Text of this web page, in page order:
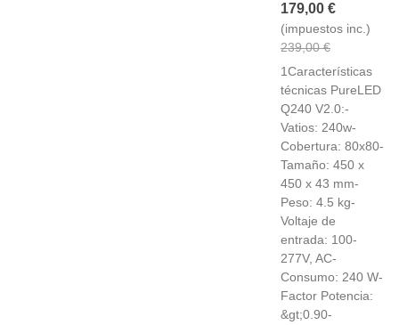
179,00 €
(impuestos inc.)
239,00 €
1Características
técnicas PureLED
Q240 V2.0:-
Vatios: 240w-
Cobertura: 80x80-
Tamaño: 450 x
450 x 43 mm-
Peso: 4.5 kg-
Voltaje de
entrada: 100-
277V, AC-
Consumo: 240 W-
Factor Potencia:
&gt;0.90-